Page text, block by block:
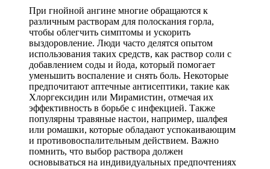
При гнойной ангине многие обращаются к
различным растворам для полоскания горла,
чтобы облегчить симптомы и ускорить
выздоровление. Люди часто делятся опытом
использования таких средств, как раствор соли с
добавлением соды и йода, который помогает
уменьшить воспаление и снять боль. Некоторые
предпочитают аптечные антисептики, такие как
Хлоргексидин или Мирамистин, отмечая их
эффективность в борьбе с инфекцией. Также
популярны травяные настои, например, шалфея
или ромашки, которые обладают успокаивающим
и противовоспалительным действием. Важно
помнить, что выбор раствора должен
основываться на индивидуальных предпочтениях